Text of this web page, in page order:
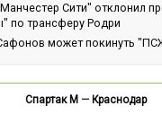
Сити" отклонил
по трансферу Родри
может покинуть
Спартак М — Краснодар